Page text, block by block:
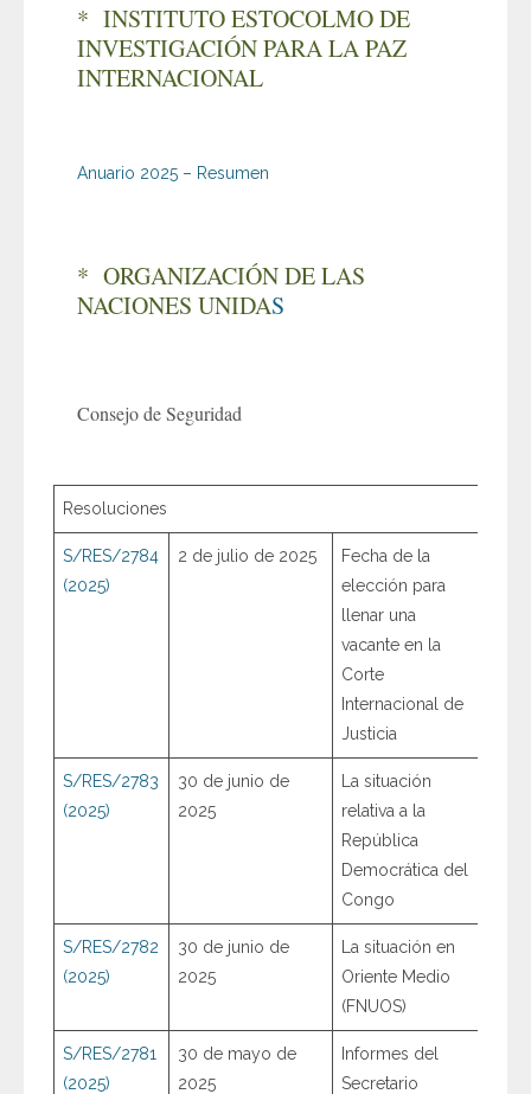
* INSTITUTO ESTOCOLMO DE
INVESTIGACIÓN PARA LA PAZ
INTERNACIONAL
Anuario 2025 – Resumen
* ORGANIZACIÓN DE LAS
NACIONES UNIDAS
Consejo de Seguridad
Resoluciones
S/RES/2784
(2025)
2 de julio de 2025
Fecha de la
elección para
llenar una
vacante en la
Corte
Internacional de
Justicia
S/RES/2783
(2025)
30 de junio de
2025
La situación
relativa a la
República
Democrática del
Congo
S/RES/2782
(2025)
30 de junio de
2025
La situación en
Oriente Medio
(FNUOS)
S/RES/2781
(2025)
30 de mayo de
2025
Informes del
Secretario